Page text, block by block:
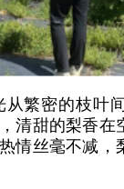
繁密的枝叶
清甜的梨香在
情丝毫不减，